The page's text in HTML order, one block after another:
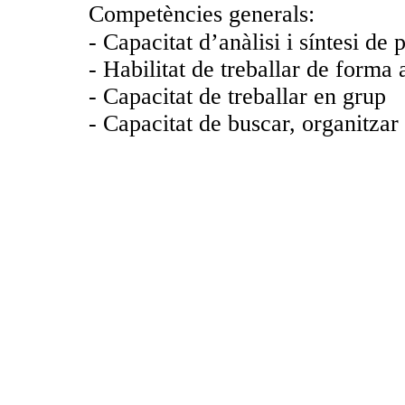
Competències generals:
- Capacitat d’anàlisi i síntesi de
- Habilitat de treballar de forma
- Capacitat de treballar en grup
- Capacitat de buscar,